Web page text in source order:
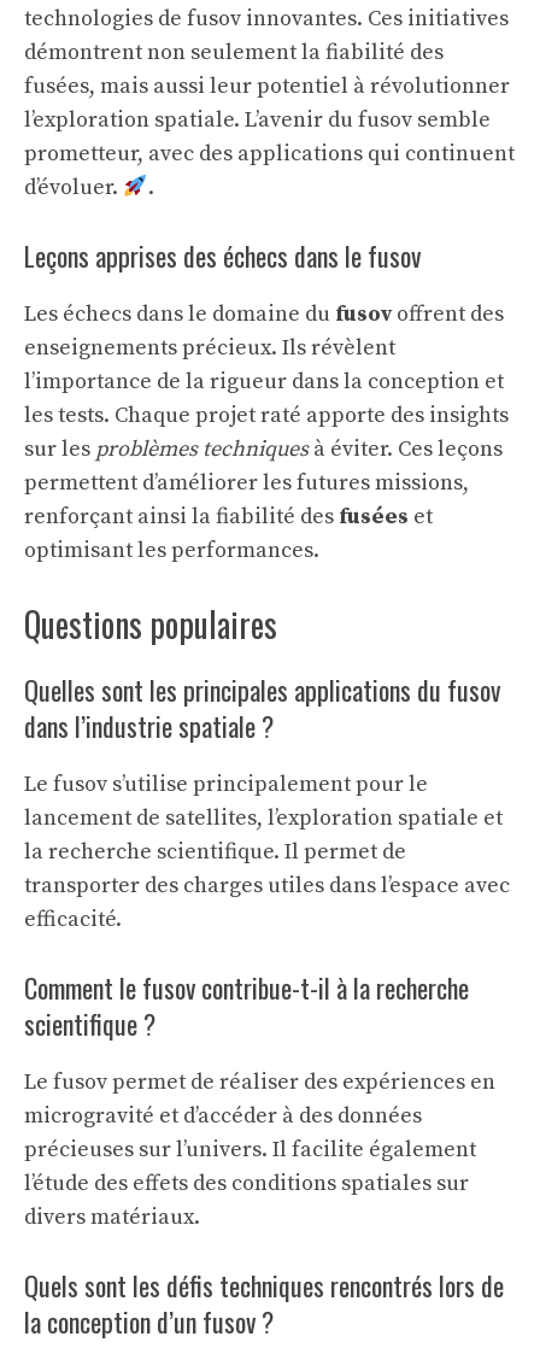
technologies de fusov innovantes. Ces initiatives
démontrent non seulement la fiabilité des
fusées, mais aussi leur potentiel à révolutionner
l’exploration spatiale. L’avenir du fusov semble
prometteur, avec des applications qui continuent
d’évoluer.
.
Leçons apprises des échecs dans le fusov
Les échecs dans le domaine du fusovoffrent des
enseignements précieux. Ils révèlent
l’importance de la rigueur dans la conception et
les tests. Chaque projet raté apporte des insights
sur les problèmes techniquesà éviter. Ces leçons
permettent d’améliorer les futures missions,
renforçant ainsi la fiabilité des fusées et
optimisant les performances.
Questions populaires
Quelles sont les principales applications du fusov
dans l’industrie spatiale ?
Le fusov s’utilise principalement pour le
lancement de satellites, l’exploration spatiale et
la recherche scientifique. Il permet de
transporter des charges utiles dans l’espace avec
efficacité.
Comment le fusov contribue-t-il à la recherche
scientifique ?
Le fusov permet de réaliser des expériences en
microgravité et d’accéder à des données
précieuses sur l’univers. Il facilite également
l’étude des effets des conditions spatiales sur
divers matériaux.
Quels sont les défis techniques rencontrés lors de
la conception d’un fusov ?